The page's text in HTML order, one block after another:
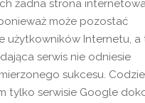
żadna strona
może pozostać
użytkowników Internetu, a
serwis nie odniesie
sukcesu.
tylko serwisie Google